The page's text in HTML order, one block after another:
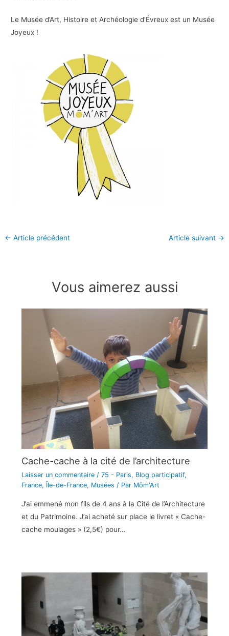
Le Musée d’Art, Histoire et Archéologie d’Évreux est un Musée
Joyeux !
← Article précédent Article suivant →
Vous aimerez aussi
Cache-cache à la cité de l’architecture
Laisser un commentaire / 75 - Paris, Blog participatif,
France, Île-de-France, Musées / Par Môm'Art
J’ai emmené mon fils de 4 ans à la Cité de l’Architecture
et du Patrimoine. J’ai acheté sur place le livret « Cache-
cache moulages » (2,5€) pour…